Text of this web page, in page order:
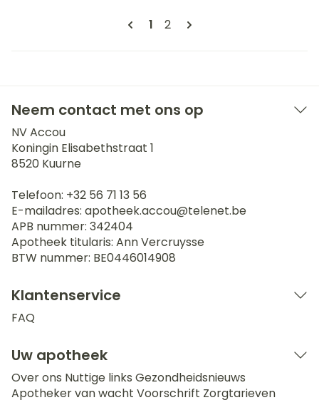
Pagina's
U lees momenteel pagina
1 Pagina
2
Neem contact met ons op
NV Accou
Koningin Elisabethstraat 1
8520 Kuurne
Telefoon: +32 56 71 13 56
E-mailadres: apotheek.accou@telenet.be
APB nummer: 342404
Apotheek titularis: Ann Vercruysse
BTW nummer: BE0446014908
Klantenservice
FAQ
Uw apotheek
Over ons Nuttige links Gezondheidsnieuws
Apotheker van wacht Voorschrift Zorgtarieven